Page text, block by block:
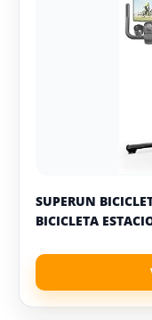
SUPERUN
BICICLETA